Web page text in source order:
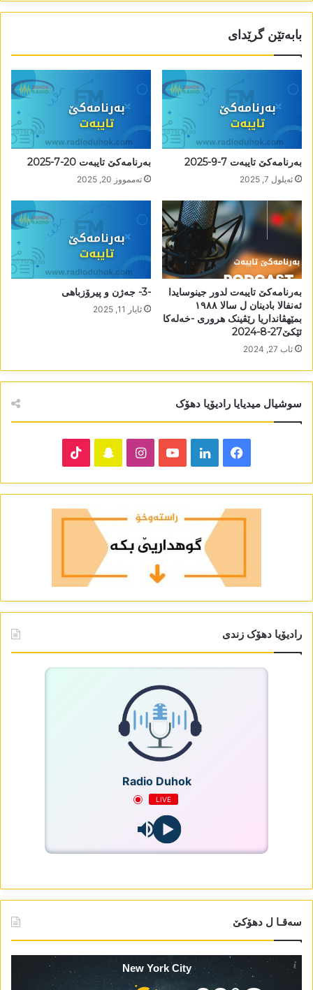
بابەتێن گرێدای
بەرنامەکێ تایبەت 7-9-2025
ئه‌یلول 7, 2025
بەرنامەکێ تایبەت 20-7-2025
تەممووز 20, 2025
بەرنامەکێ تایبەت لدور جینوسایدا
ئەنفالا بادینان ل سالا ١٩٨٨
بمێھڤانداریا رێڤینک ھروری -خەلەکا
ئێکێ27-8-2024
ئاب 27, 2024
-3- جەژن و پیرۆزباھی
ئایار 11, 2025
سوشیال میدیایا رادیۆیا دھۆک
Facebook
LinkedIn
YouTube
Instagram
Snapchat
رادیۆیا دھۆک زندی
Radio Duhok
LIVE
سەقـا ل دھۆکێ
New York City